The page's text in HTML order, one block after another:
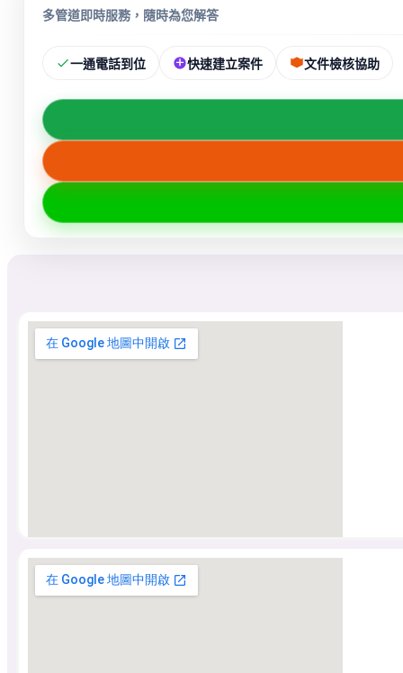
多管道即時服務，隨時為您解答
一通電話到位 快速建立案件 文件檢核協助